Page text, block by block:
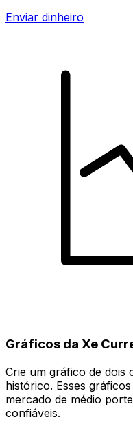
Enviar dinheiro
Gráficos da Xe
Crie um gráfico de dois
histórico. Esses
mercado de médio
confiáveis.